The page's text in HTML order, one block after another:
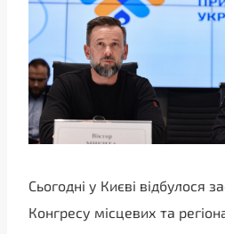
Сьогодні у Києві відбулося
Конгресу місцевих та